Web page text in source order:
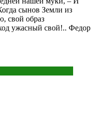
сынов Земли из
свой образ
ужасный свой!.. Федор